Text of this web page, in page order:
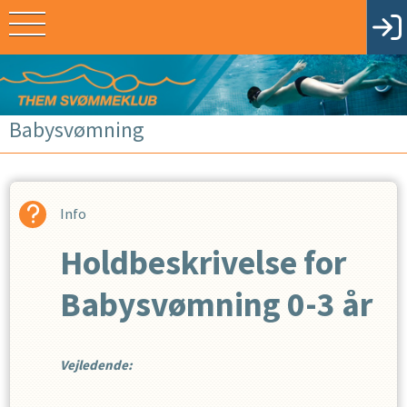
Babysvømning
Info
Holdbeskrivelse for
Babysvømning 0-3 år
Vejledende: